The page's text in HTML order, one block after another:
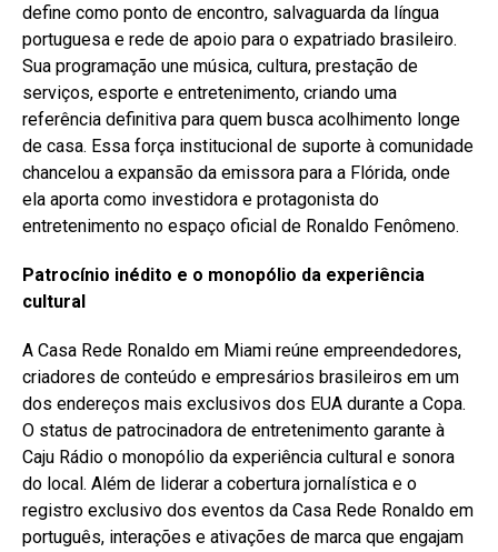
define como ponto de encontro, salvaguarda da língua
portuguesa e rede de apoio para o expatriado brasileiro.
Sua programação une música, cultura, prestação de
serviços, esporte e entretenimento, criando uma
referência definitiva para quem busca acolhimento longe
de casa. Essa força institucional de suporte à comunidade
chancelou a expansão da emissora para a Flórida, onde
ela aporta como investidora e protagonista do
entretenimento no espaço oficial de Ronaldo Fenômeno.
Patrocínio inédito e o monopólio da experiência
cultural
A Casa Rede Ronaldo em Miami reúne empreendedores,
criadores de conteúdo e empresários brasileiros em um
dos endereços mais exclusivos dos EUA durante a Copa.
O status de patrocinadora de entretenimento garante à
Caju Rádio o monopólio da experiência cultural e sonora
do local. Além de liderar a cobertura jornalística e o
registro exclusivo dos eventos da Casa Rede Ronaldo em
português, interações e ativações de marca que engajam